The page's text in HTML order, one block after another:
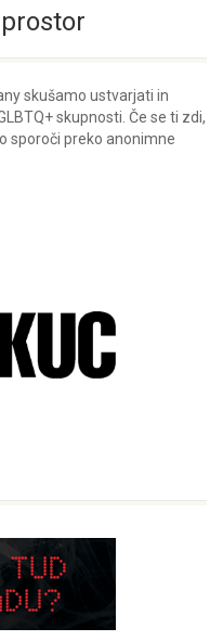
skušamo ustvarjati in
skupnosti. Če se ti zdi,
sporoči preko anonimne